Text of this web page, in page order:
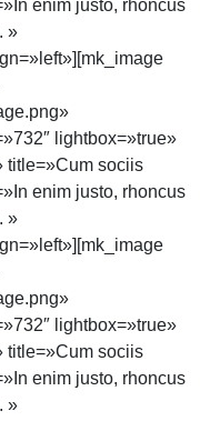
enim justo, rhoncus
»
lightbox=»true»
title=»Cum sociis
enim justo, rhoncus
»
lightbox=»true»
title=»Cum sociis
enim justo, rhoncus
»